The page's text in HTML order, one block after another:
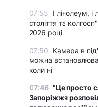
07:55
І лінолеум,
століття та
2026 році
07:50
Камера в
можна
коли ні
07:46 "Це просто
Запоріжжя